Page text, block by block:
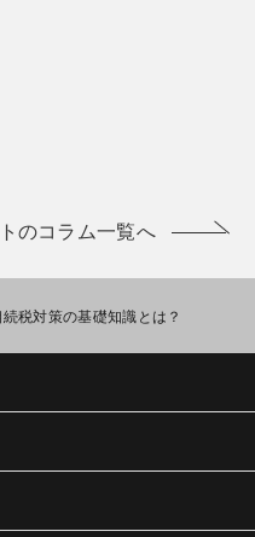
のコラム一覧へ
税対策の基礎知識とは？